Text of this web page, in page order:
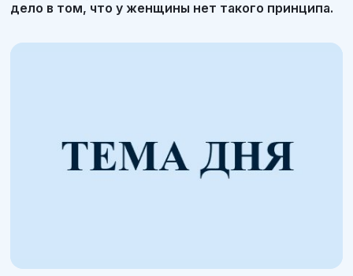
дело в том, что у женщины нет такого принципа.